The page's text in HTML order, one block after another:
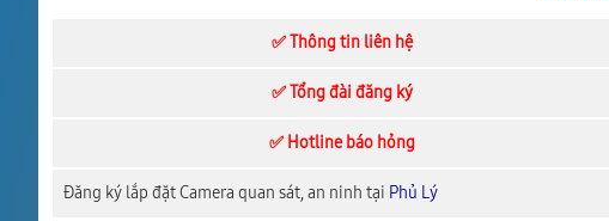
✅ Thông tin liên hệ
✅ Tổng đài đăng ký
✅ Hotline báo hỏng
Đăng ký lắp đặt Camera quan sát, an ninh tại Phủ Lý